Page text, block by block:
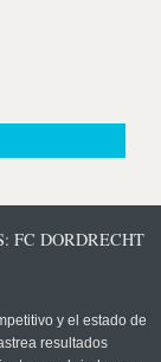
FC DORDRECHT
y el estado de
resultados